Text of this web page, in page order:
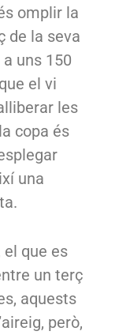
omplir la
de la seva
uns 150
el vi
les
copa és
una
el que es
un terç
aquests
però,